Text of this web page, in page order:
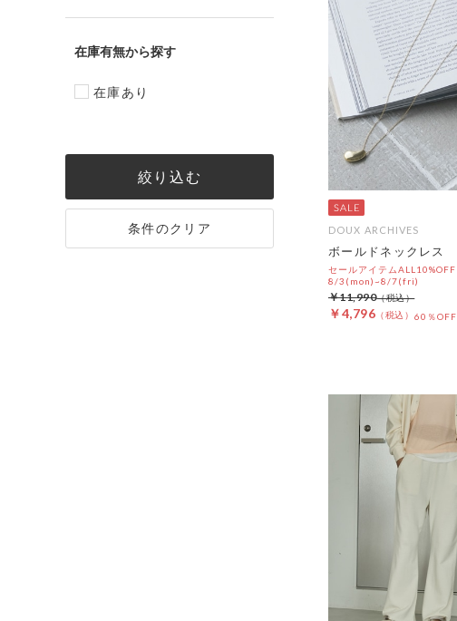
在庫有無
在庫あり
絞り込む
条件のクリア DOUX ARCHIVES
ボールドネックレス
セールアイテムALL10%OFF
8/3(mon)~8/7(fri)
￥4,796 60％OFF
￥11,990